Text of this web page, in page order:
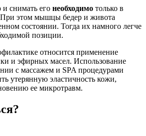
и снимать его необходимо только в
этом мышцы бедер и живота
состоянии. Тогда их намного легче
позиции.
относится применение
и эфирных масел. Использование
с массажем и SPA процедурами
утерянную эластичность кожи,
ее микротравм.